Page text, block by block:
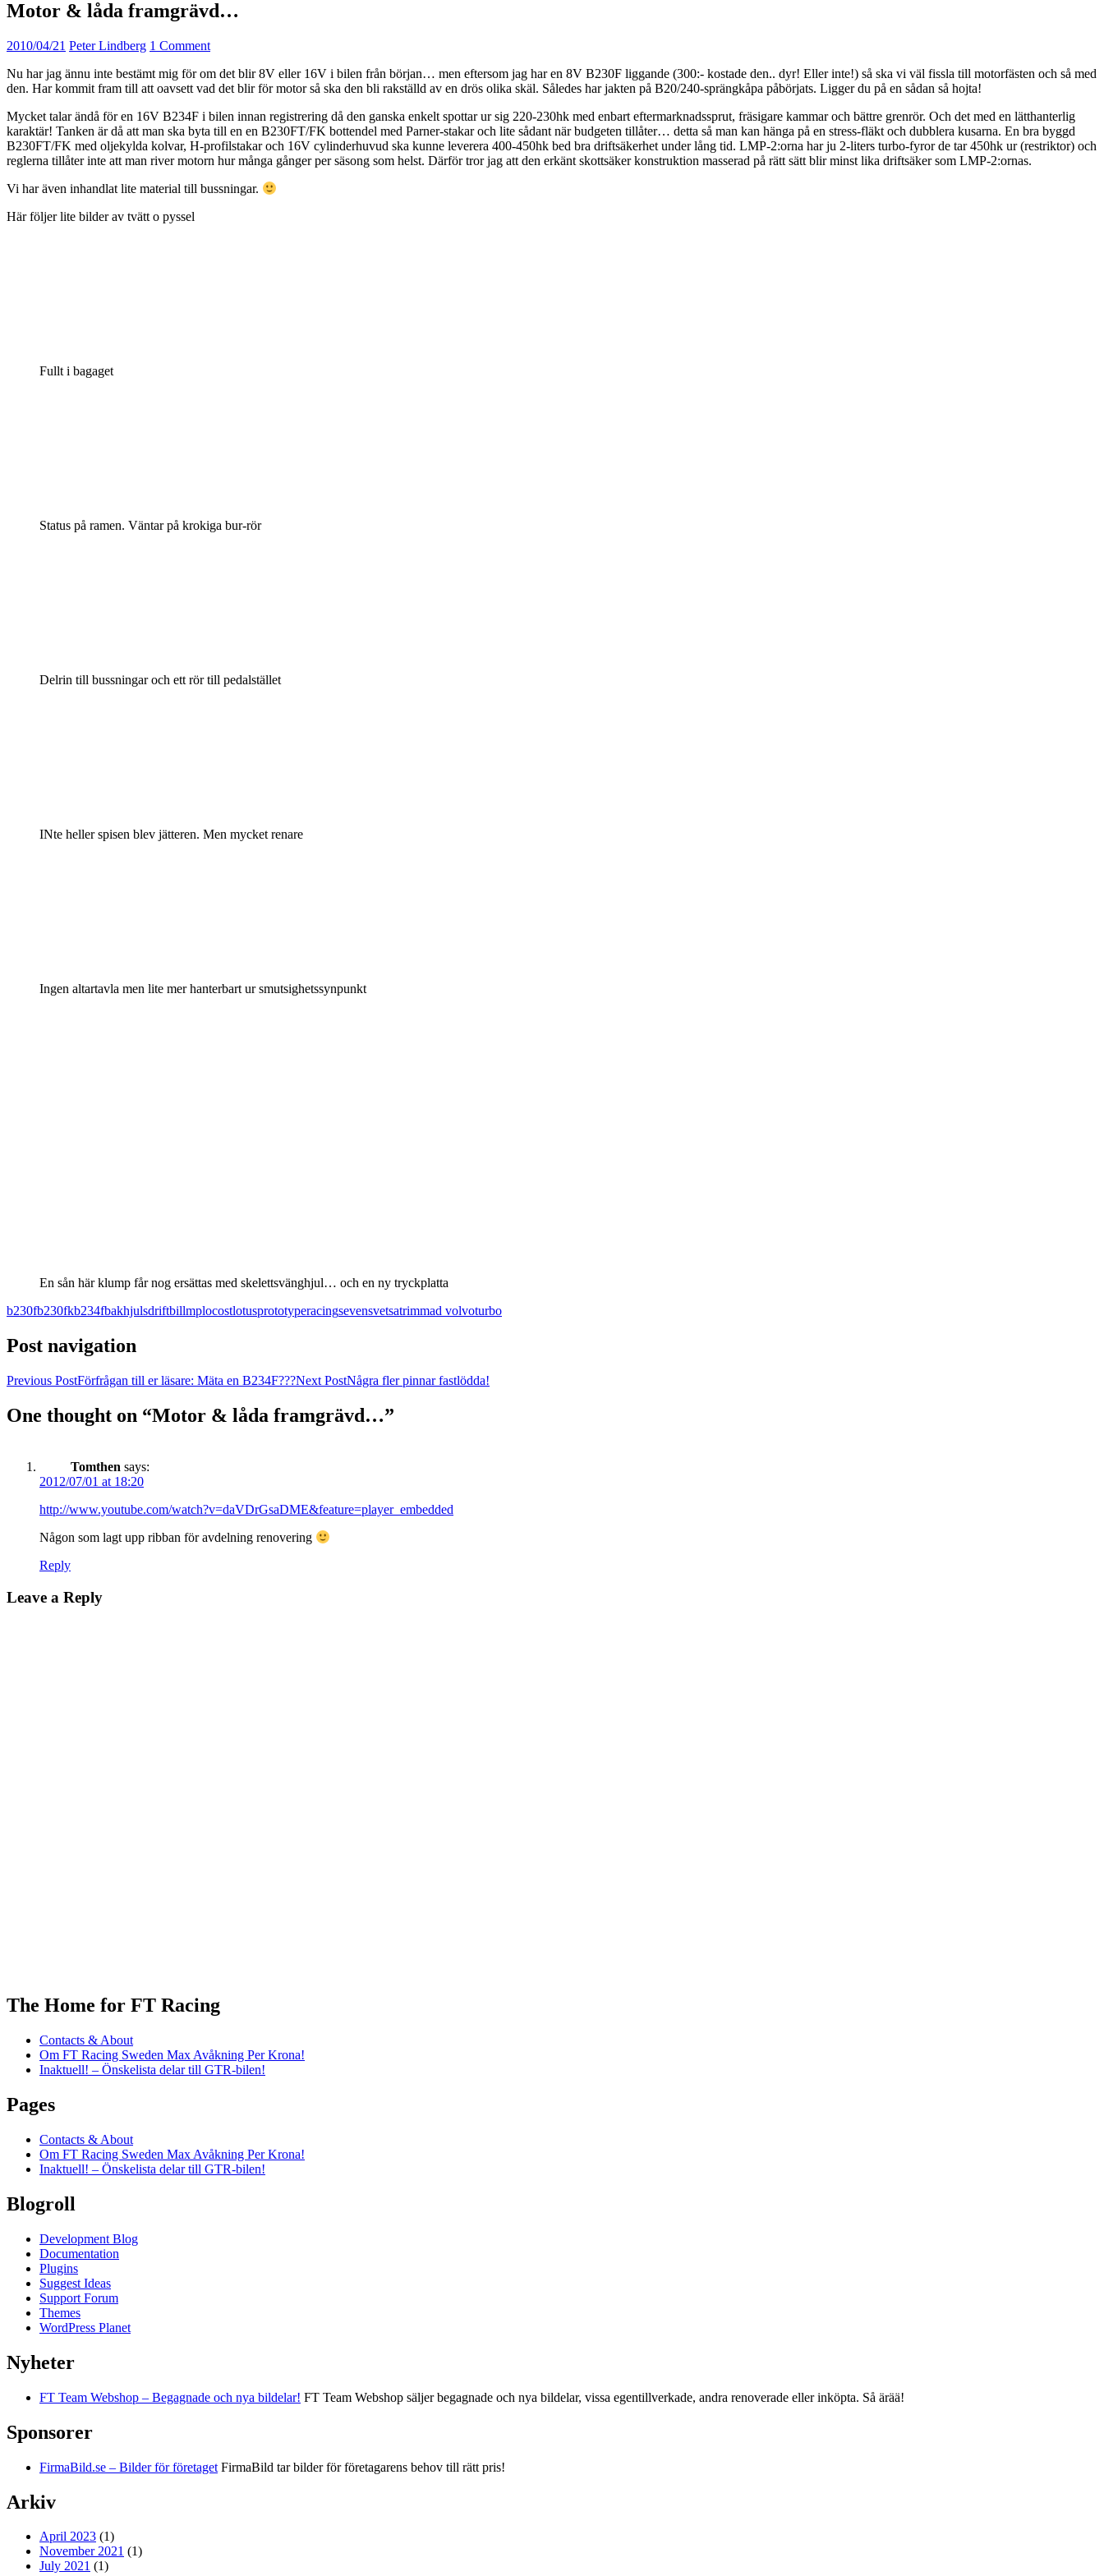
Motor & låda framgrävd…
2010/04/21 Peter Lindberg 1 Comment
Nu har jag ännu inte bestämt mig för om det blir 8V eller 16V i bilen från början… men eftersom jag har en 8V B230F liggande (300:- kostade den.. dyr! Eller inte!) så ska vi väl fissla till motorfästen och så med
den. Har kommit fram till att oavsett vad det blir för motor så ska den bli rakställd av en drös olika skäl. Således har jakten på B20/240-sprängkåpa påbörjats. Ligger du på en sådan så hojta!
Mycket talar ändå för en 16V B234F i bilen innan registrering då den ganska enkelt spottar ur sig 220-230hk med enbart eftermarknadssprut, fräsigare kammar och bättre grenrör. Och det med en lätthanterlig
karaktär! Tanken är då att man ska byta till en en B230FT/FK bottendel med Parner-stakar och lite sådant när budgeten tillåter… detta så man kan hänga på en stress-fläkt och dubblera kusarna. En bra byggd
B230FT/FK med oljekylda kolvar, H-profilstakar och 16V cylinderhuvud ska kunne leverera 400-450hk bed bra driftsäkerhet under lång tid. LMP-2:orna har ju 2-liters turbo-fyror de tar 450hk ur (restriktor) och
reglerna tillåter inte att man river motorn hur många gånger per säsong som helst. Därför tror jag att den erkänt skottsäker konstruktion masserad på rätt sätt blir minst lika driftsäker som LMP-2:ornas.
Vi har även inhandlat lite material till bussningar.
Här följer lite bilder av tvätt o pyssel
Fullt i bagaget
Status på ramen. Väntar på krokiga bur-rör
Delrin till bussningar och ett rör till pedalstället
INte heller spisen blev jätteren. Men mycket renare
Ingen altartavla men lite mer hanterbart ur smutsighetssynpunkt
En sån här klump får nog ersättas med skelettsvänghjul… och en ny tryckplatta
b230fb230fkb234fbakhjulsdriftbillmplocostlotusprototyperacingsevensvetsatrimmad volvoturbo
Post navigation
Previous PostFörfrågan till er läsare: Mäta en B234F???Next PostNågra fler pinnar fastlödda!
One thought on “Motor & låda framgrävd…”
Tomthen says:
2012/07/01 at 18:20
http://www.youtube.com/watch?v=daVDrGsaDME&feature=player_embedded
Någon som lagt upp ribban för avdelning renovering
Reply
Leave a Reply
The Home for FT Racing
Contacts & About
Om FT Racing Sweden Max Avåkning Per Krona!
Inaktuell! – Önskelista delar till GTR-bilen!
Pages
Contacts & About
Om FT Racing Sweden Max Avåkning Per Krona!
Inaktuell! – Önskelista delar till GTR-bilen!
Blogroll
Development Blog
Documentation
Plugins
Suggest Ideas
Support Forum
Themes
WordPress Planet
Nyheter
FT Team Webshop – Begagnade och nya bildelar! FT Team Webshop säljer begagnade och nya bildelar, vissa egentillverkade, andra renoverade eller inköpta. Så ärää!
Sponsorer
FirmaBild.se – Bilder för företaget FirmaBild tar bilder för företagarens behov till rätt pris!
Arkiv
April 2023 (1)
November 2021 (1)
July 2021 (1)